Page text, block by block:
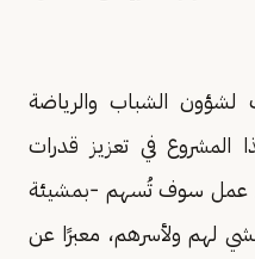
الشباب والرياضة
في تعزيز قدرات
عمل سوف تُسهم -بمشيئة
لهم ولأسرهم، معبرًا عن